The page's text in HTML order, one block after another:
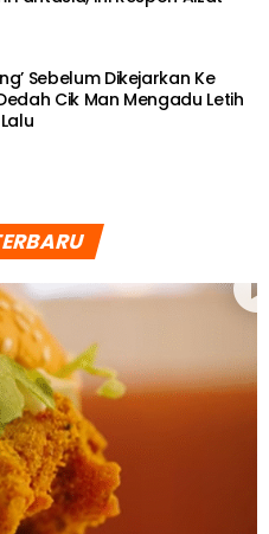
Sebelum Dikejarkan Ke
Cik Man Mengadu Letih